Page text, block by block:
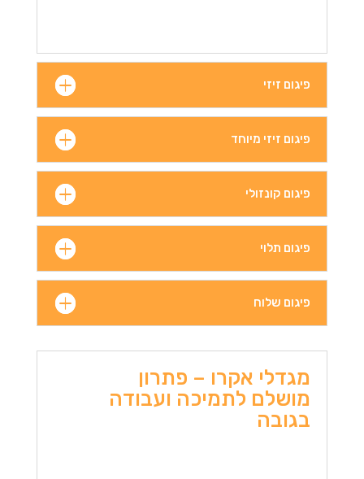
פיגום זיזי
פיגום זיזי מיוחד
פיגום קונזולי
פיגום תלוי
פיגום שלוח
מגדלי אקרו – פתרון
מושלם לתמיכה ועבודה
בגובה